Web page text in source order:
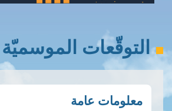
التوقّعات الموسميّة
معلومات عامة